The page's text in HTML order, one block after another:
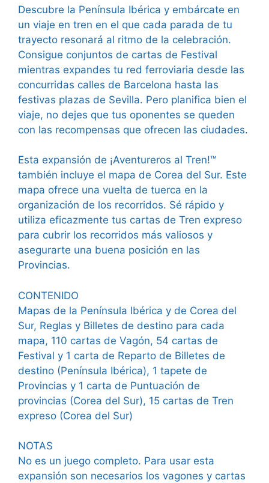
Descubre la Península Ibérica y embárcate en
un viaje en tren en el que cada parada de tu
trayecto resonará al ritmo de la celebración.
Consigue conjuntos de cartas de Festival
mientras expandes tu red ferroviaria desde las
concurridas calles de Barcelona hasta las
festivas plazas de Sevilla. Pero planifica bien el
viaje, no dejes que tus oponentes se queden
con las recompensas que ofrecen las ciudades.
Esta expansión de ¡Aventureros al Tren!™
también incluye el mapa de Corea del Sur. Este
mapa ofrece una vuelta de tuerca en la
organización de los recorridos. Sé rápido y
utiliza eficazmente tus cartas de Tren expreso
para cubrir los recorridos más valiosos y
asegurarte una buena posición en las
Provincias.
CONTENIDO
Mapas de la Península Ibérica y de Corea del
Sur, Reglas y Billetes de destino para cada
mapa, 110 cartas de Vagón, 54 cartas de
Festival y 1 carta de Reparto de Billetes de
destino (Península Ibérica), 1 tapete de
Provincias y 1 carta de Puntuación de
provincias (Corea del Sur), 15 cartas de Tren
expreso (Corea del Sur)
NOTAS
No es un juego completo. Para usar esta
expansión son necesarios los vagones y cartas